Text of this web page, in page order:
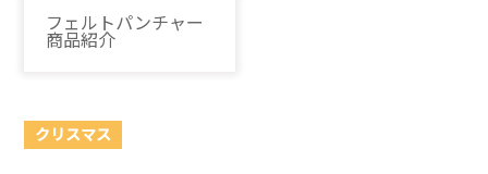
フェルトパンチャー
商品紹介
クリスマス